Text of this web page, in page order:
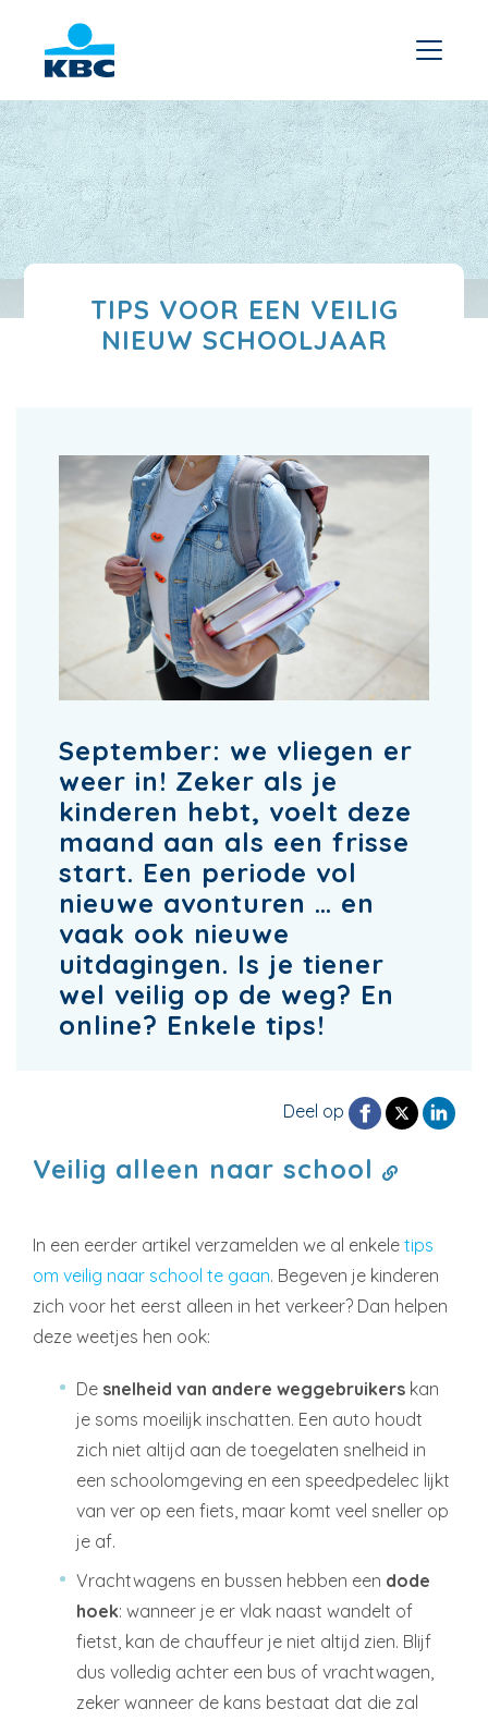
TIPS VOOR EEN VEILIG
NIEUW SCHOOLJAAR
September: we vliegen er
weer in! Zeker als je
kinderen hebt, voelt deze
maand aan als een frisse
start. Een periode vol
nieuwe avonturen … en
vaak ook nieuwe
uitdagingen. Is je tiener
wel veilig op de weg? En
online? Enkele tips!
Deel op
Veilig alleen naar school
In een eerder artikel verzamelden we al enkele tips
om veilig naar school te gaan. Begeven je kinderen
zich voor het eerst alleen in het verkeer? Dan helpen
deze weetjes hen ook:
De snelheid van andere weggebruikers kan
je soms moeilijk inschatten. Een auto houdt
zich niet altijd aan de toegelaten snelheid in
een schoolomgeving en een speedpedelec lijkt
van ver op een fiets, maar komt veel sneller op
je af.
Vrachtwagens en bussen hebben een dode
hoek: wanneer je er vlak naast wandelt of
fietst, kan de chauffeur je niet altijd zien. Blijf
dus volledig achter een bus of vrachtwagen,
zeker wanneer de kans bestaat dat die zal